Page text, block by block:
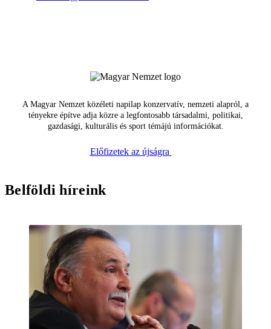
A Magyar Nemzet közéleti napilap konzervatív, nemzeti alapról, a
tényekre építve adja közre a legfontosabb társadalmi, politikai,
gazdasági, kulturális és sport témájú információkat.
Előfizetek az újságra
Belföldi híreink